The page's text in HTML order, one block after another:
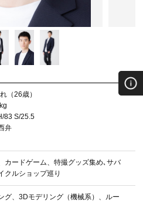
（26歳）
83 S/25.5
弁
カードゲーム、特撮グッズ集め､サバ
クルショップ巡り
グ、3Dモデリング（機械系）、ルー